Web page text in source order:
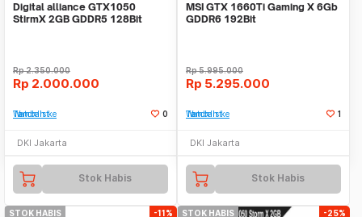
Digital alliance GTX1050
StirmX 2GB GDDR5 128Bit
Rp2.350.000
Rp 2.000.000
Tambah ke Watchlist 0
DKI Jakarta
Stok Habis
MSI GTX 1660Ti Gaming X 6Gb
GDDR6 192Bit
Rp5.995.000
Rp 5.295.000
Tambah ke Watchlist 1
DKI Jakarta
Stok Habis
STOK HABIS -11% STOK HABIS -25%